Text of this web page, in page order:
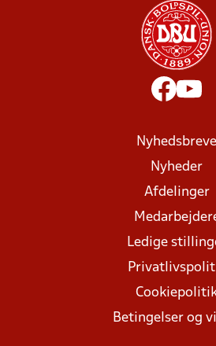
Nyhedsbreve
Nyheder
Afdelinger
Ledige
Betingelser og